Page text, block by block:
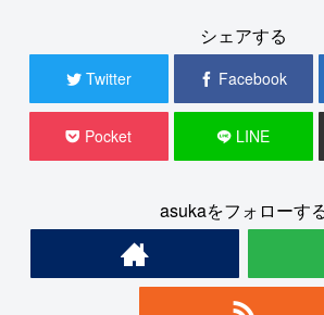
シェアする
Twitter Facebook
Pocket LINE
asukaをフォローす